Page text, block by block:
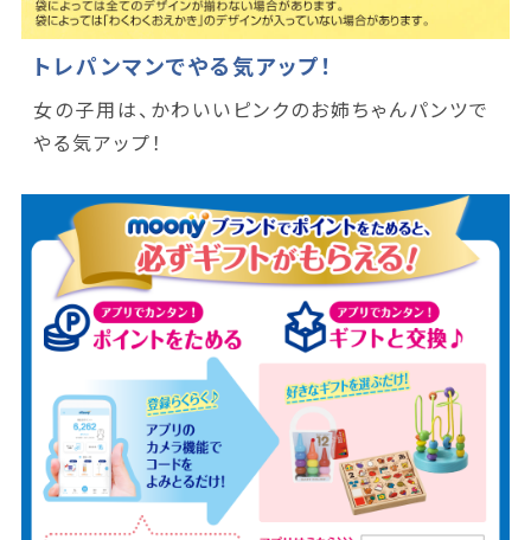
トレパンマンでやる気アップ！
女の子用は、かわいいピンクのお姉ちゃんパンツで
やる気アップ！